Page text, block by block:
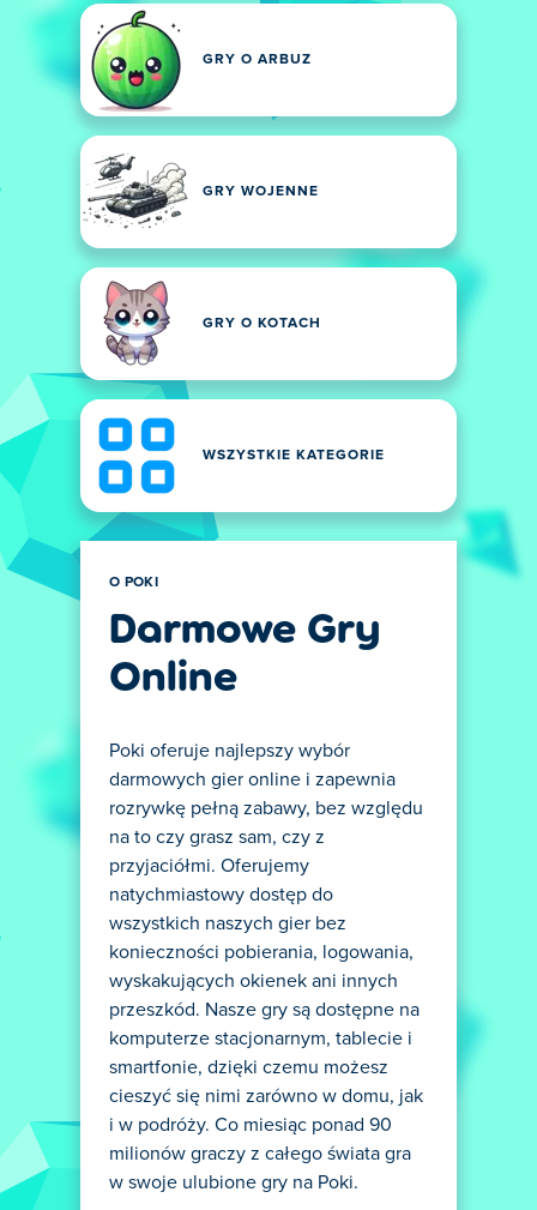
GRY O ARBUZ
GRY WOJENNE
GRY O KOTACH
WSZYSTKIE KATEGORIE
O POKI
Darmowe Gry
Online
Poki oferuje najlepszy wybór
darmowych gier online i zapewnia
rozrywkę pełną zabawy, bez względu
na to czy grasz sam, czy z
przyjaciółmi. Oferujemy
natychmiastowy dostęp do
wszystkich naszych gier bez
konieczności pobierania, logowania,
wyskakujących okienek ani innych
przeszkód. Nasze gry są dostępne na
komputerze stacjonarnym, tablecie i
smartfonie, dzięki czemu możesz
cieszyć się nimi zarówno w domu, jak
i w podróży. Co miesiąc ponad 90
milionów graczy z całego świata gra
w swoje ulubione gry na Poki.